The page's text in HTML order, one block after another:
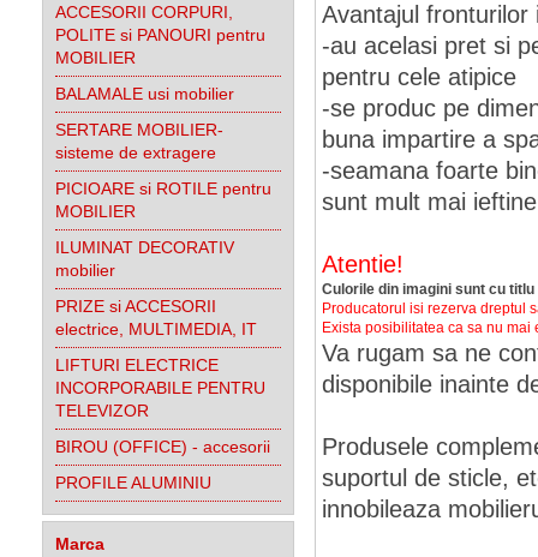
ACCESORII CORPURI,
POLITE si PANOURI pentru
MOBILIER
BALAMALE usi mobilier
SERTARE MOBILIER-
sisteme de extragere
PICIOARE si ROTILE pentru
MOBILIER
ILUMINAT DECORATIV
mobilier
PRIZE si ACCESORII
electrice, MULTIMEDIA, IT
LIFTURI ELECTRICE
INCORPORABILE PENTRU
TELEVIZOR
BIROU (OFFICE) - accesorii
PROFILE ALUMINIU
Marca
Avantajul
-au acelasi pret si
pentru cele atipice
-se produc pe
buna impartire a
-seamana foarte
sunt mult mai
Atentie!
Culorile din imagini sunt cu
Producatorul isi rezerva dreptul
Exista posibilitatea ca sa nu
Va rugam sa ne
disponibile inainte
Produsele
suportul de sticle,
innobileaza